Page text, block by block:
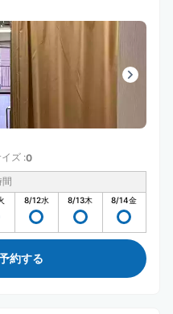
ズ :0
間
8/12水 8/13木 8/14金
約する